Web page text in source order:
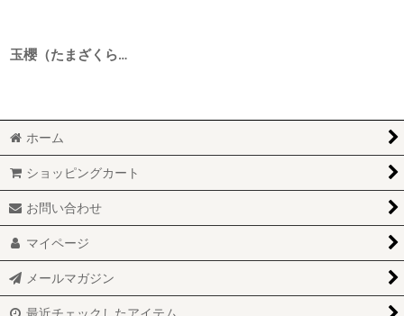
玉櫻（たまざくら） 生もと純米 改良雄町 3BY 1800ml
ホーム
ショッピングカート
お問い合わせ
マイページ
メールマガジン
最近チェックしたアイテム